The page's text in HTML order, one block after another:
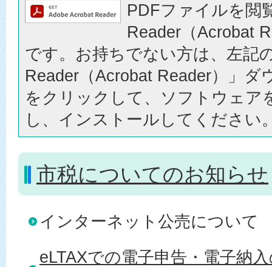
PDFファイルを閲
Reader（Acrobat
です。お持ちでない方は、左記
Reader（Acrobat Reader）」ダ
をクリックして、ソフトウェア
し、インストールしてください
市税についてのお知らせ
インターネット公売について
eLTAXでの電子申告・電子納